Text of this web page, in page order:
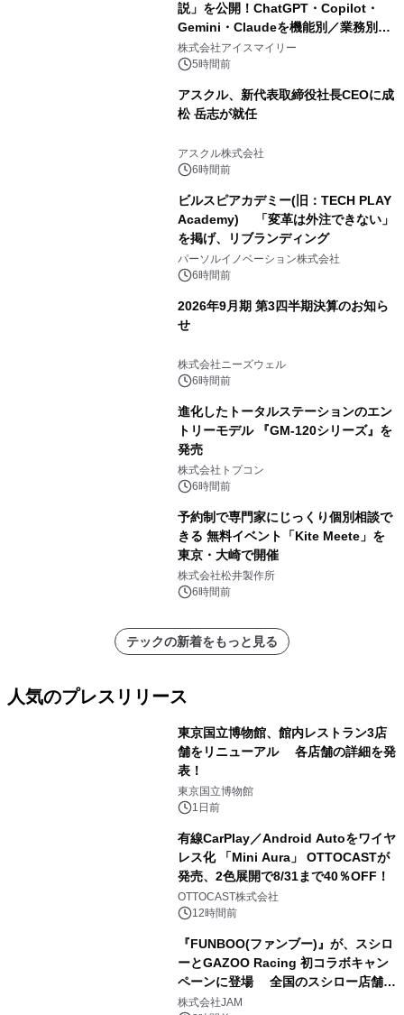
説」を公開！ChatGPT・Copilot・
Gemini・Claudeを機能別／業務別に
比較―自社に合う生成AIの選び方がわ
かる実践ガイド
株式会社アイスマイリー
5時間前
アスクル、新代表取締役社長CEOに成
松 岳志が就任
アスクル株式会社
6時間前
ビルスピアカデミー(旧：TECH PLAY
Academy) 「変革は外注できない」
を掲げ、リブランディング
パーソルイノベーション株式会社
6時間前
2026年9月期 第3四半期決算のお知ら
せ
株式会社ニーズウェル
6時間前
進化したトータルステーションのエン
トリーモデル 『GM-120シリーズ』を
発売
株式会社トプコン
6時間前
予約制で専門家にじっくり個別相談で
きる 無料イベント「Kite Meete」を
東京・大崎で開催
株式会社松井製作所
6時間前
テックの新着をもっと見る
人気のプレスリリース
東京国立博物館、館内レストラン3店
舗をリニューアル 各店舗の詳細を発
表！
東京国立博物館
1日前
有線CarPlay／Android Autoをワイヤ
レス化 「Mini Aura」 OTTOCASTが
発売、2色展開で8/31まで40％OFF！
OTTOCAST株式会社
12時間前
『FUNBOO(ファンブー)』が、スシロ
ーとGAZOO Racing 初コラボキャン
ペーンに登場 全国のスシロー店舗で
GR 4車種の FUNBOO(ミニカー)付き
株式会社JAM